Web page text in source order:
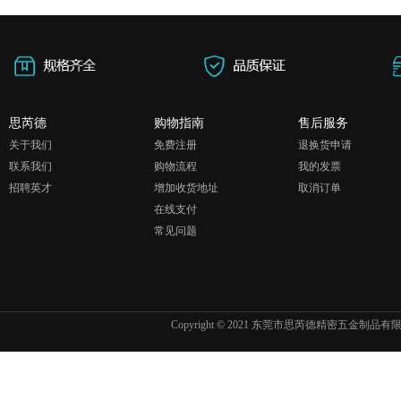
思芮德
关于我们
联系我们
招聘英才
购物指南
免费注册
购物流程
增加收货地址
在线支付
常见问题
售后服务
退换货申请
我的发票
取消订单
Copyright © 2021 东莞市思芮德精密五金制品有